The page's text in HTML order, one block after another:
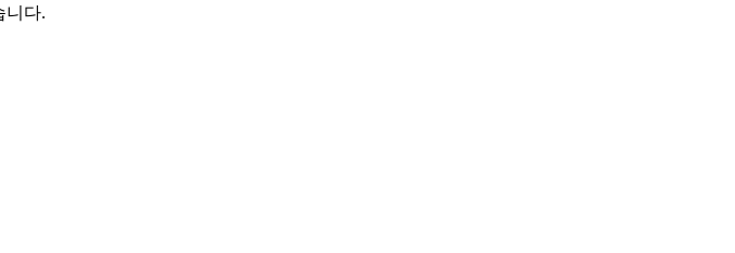
니다.